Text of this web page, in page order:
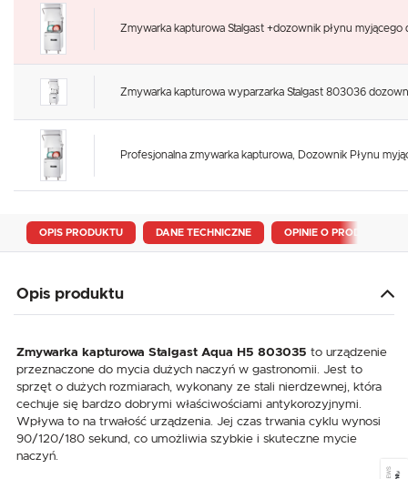
Zmywarka kapturowa Stalgast +dozownik płynu
Zmywarka kapturowa wyparzarka Stalgast 803036
Profesjonalna zmywarka kapturowa, Dozownik Płynu
OPIS PRODUKTU DANE TECHNICZNE OPINIE O PRODUKCIE
Opis produktu
Zmywarka kapturowa Stalgast Aqua H5 803035 to urządzenie
przeznaczone do mycia dużych naczyń w gastronomii. Jest to
sprzęt o dużych rozmiarach, wykonany ze stali nierdzewnej, która
cechuje się bardzo dobrymi właściwościami antykorozyjnymi.
Wpływa to na trwałość urządzenia. Jej czas trwania cyklu wynosi
90/120/180 sekund, co umożliwia szybkie i skuteczne mycie
naczyń.